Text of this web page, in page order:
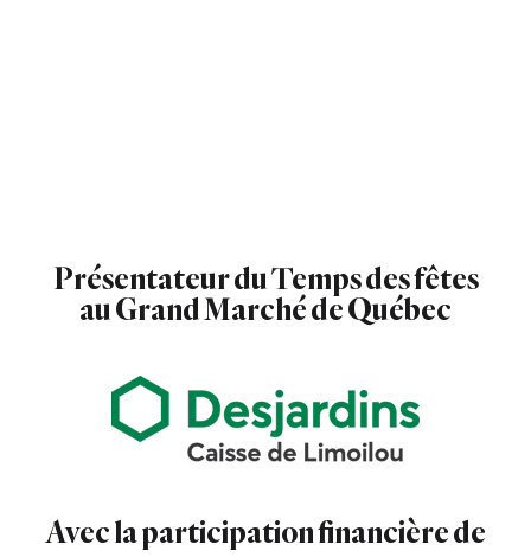
Présentateur du Temps des fêtes
au Grand Marché de Québec
Avec la participation financière de